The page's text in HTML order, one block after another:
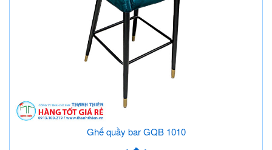
Ghế quầy bar GQB 1010